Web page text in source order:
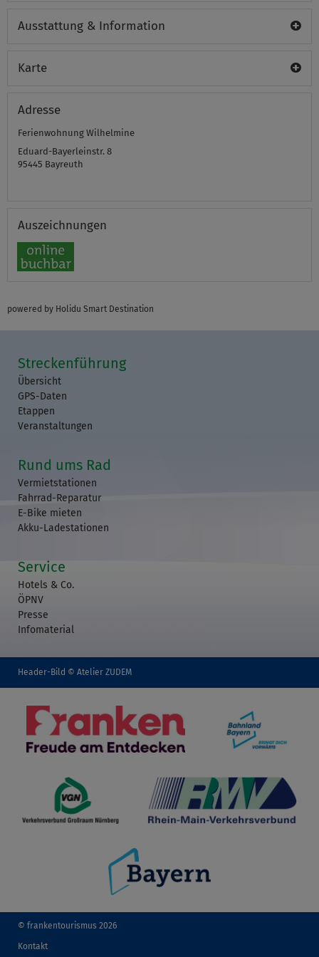
Ausstattung & Information
Karte
Adresse
Ferienwohnung Wilhelmine
Eduard-Bayerleinstr. 8
95445 Bayreuth
Auszeichnungen
powered by Holidu Smart Destination
Streckenführung
Übersicht
GPS-Daten
Etappen
Veranstaltungen
Rund ums Rad
Vermietstationen
Fahrrad-Reparatur
E-Bike mieten
Akku-Ladestationen
Service
Hotels & Co.
ÖPNV
Presse
Infomaterial
Header-Bild © Atelier ZUDEM
© frankentourismus 2026
Kontakt